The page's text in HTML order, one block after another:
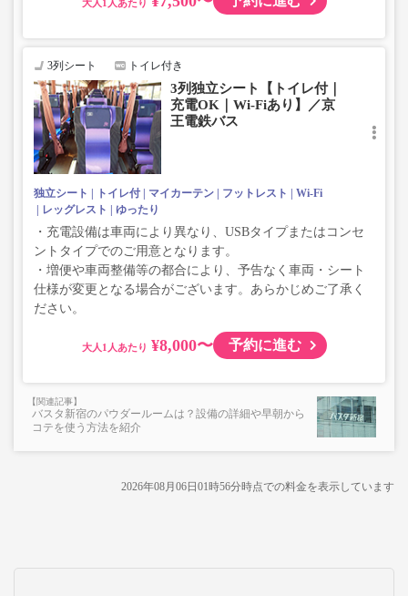
大人
3列シート トイレ付き
3列独立シート【トイレ付｜
充電OK｜Wi-Fiあり】／京
王電鉄バス
独立シート トイレ付 マイカーテン フットレスト
Wi-Fi
レッグレスト
ゆったり
・充電設備は車両により異なり、USBタイプまたはコンセ
ントタイプでのご用意となります。
・増便や車両整備等の都合により、予告なく車両・シート
仕様が変更となる場合がございます。あらかじめご了承く
ださい。
大人 ¥8,000〜 予約に進む
バスタ新宿のパウダールームは？設備の詳細や早朝から
コテを使う方法を紹介
2026年08月06日01時56分時点での料金を表示しています